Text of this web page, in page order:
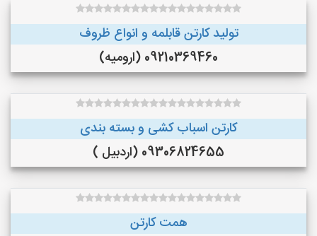
تولید کارتن قابلمه و انواع ظروف
09210369460 (ارومیه)
کارتن اسباب کشی و بسته بندی
09306824655 (اردبیل )
همت کارتن